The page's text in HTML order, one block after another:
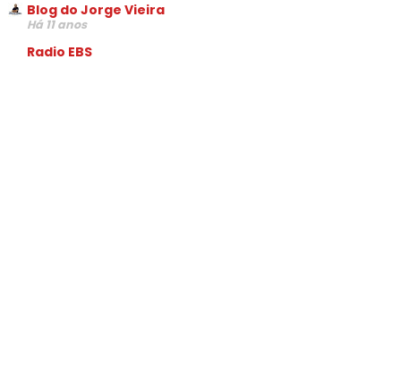
Blog do Jorge Vieira
Há 11 anos
Radio EBS